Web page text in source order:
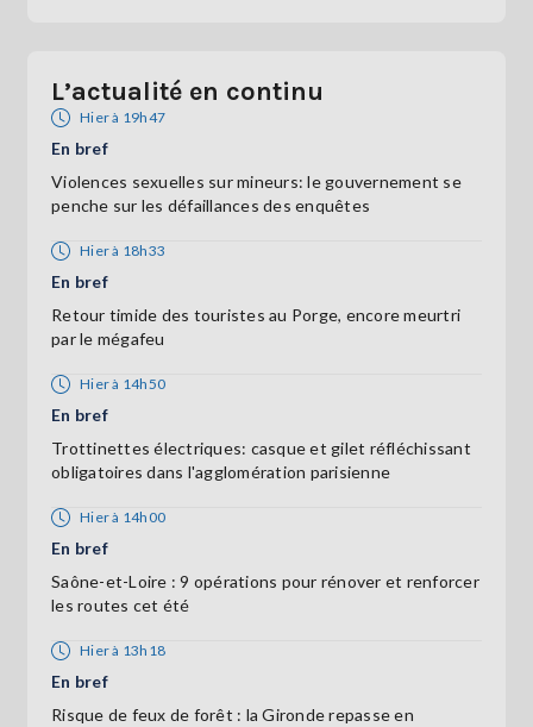
L’actualité en continu
Hier à 19h47
En bref
Violences sexuelles sur mineurs: le gouvernement se
penche sur les défaillances des enquêtes
Hier à 18h33
En bref
Retour timide des touristes au Porge, encore meurtri
par le mégafeu
Hier à 14h50
En bref
Trottinettes électriques: casque et gilet réfléchissant
obligatoires dans l'agglomération parisienne
Hier à 14h00
En bref
Saône-et-Loire : 9 opérations pour rénover et renforcer
les routes cet été
Hier à 13h18
En bref
Risque de feux de forêt : la Gironde repasse en